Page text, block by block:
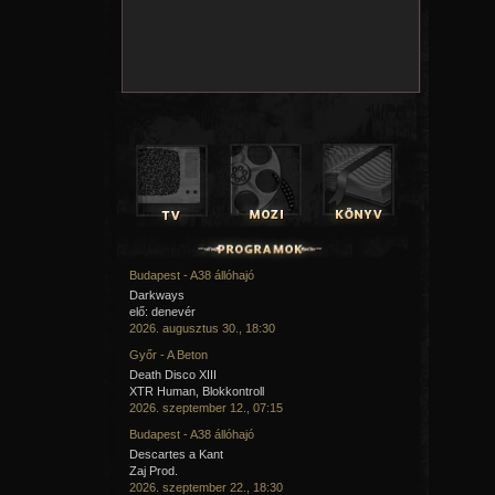
Budapest - A38 állóhajó
Darkways
elő: denevér
2026. augusztus 30., 18:30
Győr - A Beton
Death Disco XIII
XTR Human, Blokkontroll
2026. szeptember 12., 07:15
Budapest - A38 állóhajó
Descartes a Kant
Zaj Prod.
2026. szeptember 22., 18:30